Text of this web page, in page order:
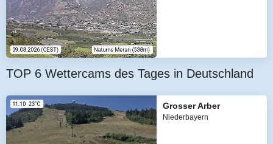
TOP 6 Wettercams des Tages in Deutschland
Grosser Arber
Niederbayern